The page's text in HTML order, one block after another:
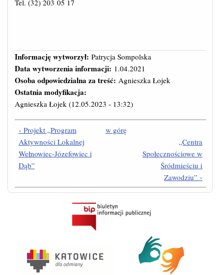
Tel. (32) 203 05 17
Informację wytworzył: Patrycja Sompolska
Data wytworzenia informacji: 1.04.2021
Osoba odpowiedzialna za treść: Agnieszka Łojek
Ostatnia modyfikacja:
Agnieszka Łojek (12.05.2023 - 13:32)
‹ Projekt „Program
Aktywności Lokalnej
Wełnowiec-Józefowiec i
Dąb”
w górę
„Centra
Społecznościowe w
Śródmieściu i
Zawodziu” ›